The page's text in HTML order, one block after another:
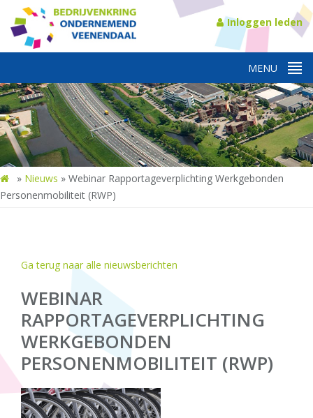
Inloggen leden
» Nieuws » Webinar Rapportageverplichting Werkgebonden
Personenmobiliteit (RWP)
Ga terug naar alle nieuwsberichten
WEBINAR
RAPPORTAGEVERPLICHTING
WERKGEBONDEN
PERSONENMOBILITEIT (RWP)